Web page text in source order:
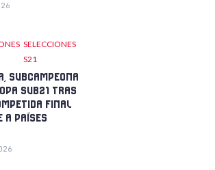
SELECCIONES
S21
SUBCAMPEONA
SUB21 TRAS
FINAL
A PAÍSES